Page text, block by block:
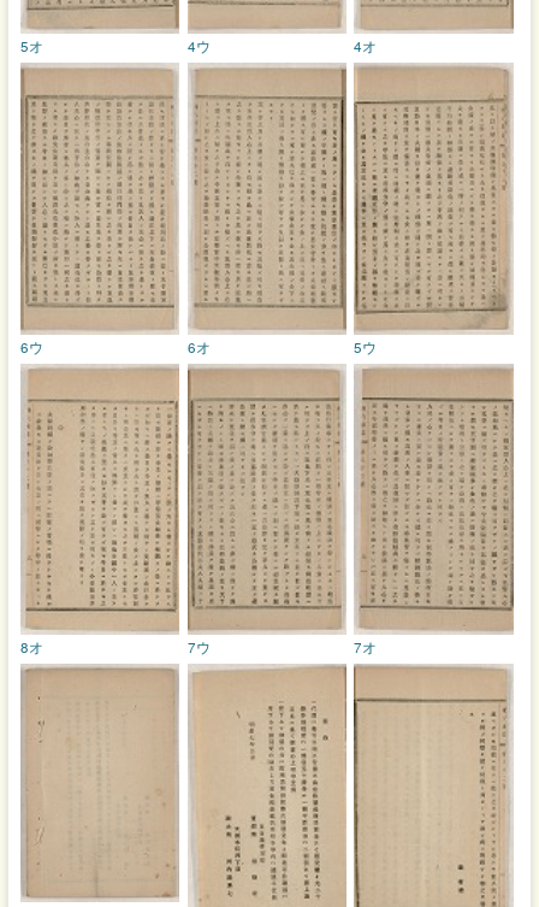
4オ
4ウ
5オ
5ウ
6オ
6ウ
7オ
7ウ
8オ